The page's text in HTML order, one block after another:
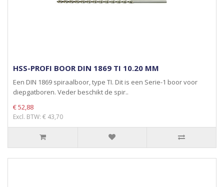
HSS-PROFI BOOR DIN 1869 TI 10.20 MM
Een DIN 1869 spiraalboor, type TI. Dit is een Serie-1 boor voor
diepgatboren. Veder beschikt de spir..
€ 52,88
Excl. BTW: € 43,70